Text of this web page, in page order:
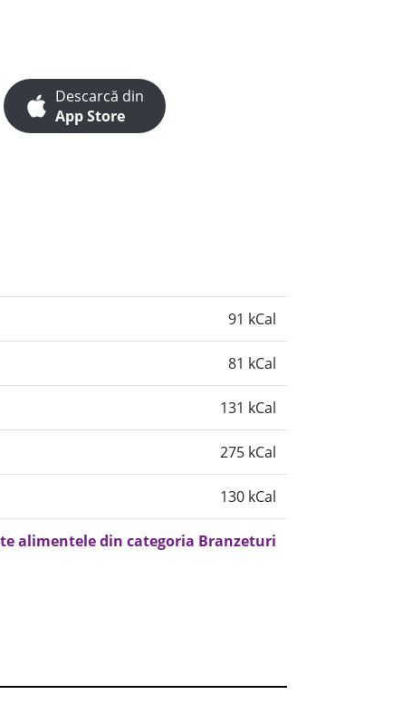
Descarcă din
App Store
91 kCal
81 kCal
131 kCal
275 kCal
130 kCal
alimentele din categoria Branzeturi